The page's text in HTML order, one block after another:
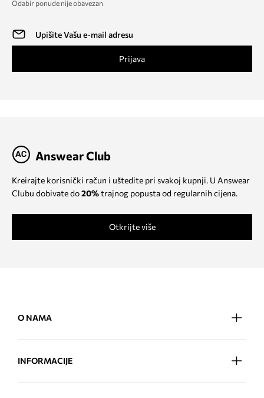
Odabir ponude nije obavezan
Prijava
Answear Club
Kreirajte korisnički račun i uštedite pri svakoj kupnji. U Answear
Clubu dobivate do20%trajnog popusta od regularnih cijena.
Otkrijte više
O NAMA
INFORMACIJE